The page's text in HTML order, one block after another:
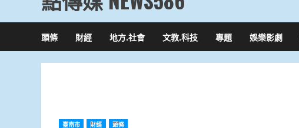
頭條 財經 地方.社會 文教.科技 專題 娛樂影劇
臺南市 財經 頭條